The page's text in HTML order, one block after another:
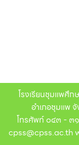
โรงเรียนชุมแพศึ
อำเภอชุมแพ
โทรศัพท์ ๐๔๓ - ๓
cpss@cpss.ac.th